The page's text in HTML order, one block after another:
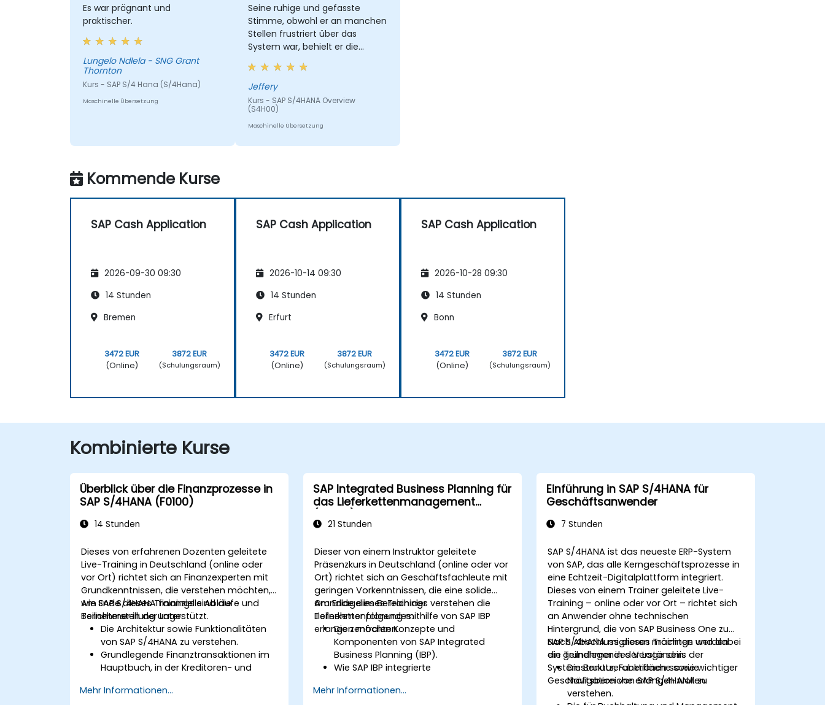
Es war prägnant und
praktischer.
Lungelo Ndlela - SNG Grant
Thornton
Kurs - SAP S/4 Hana (S/4Hana)
Maschinelle Übersetzung
Seine ruhige und gefasste
Stimme, obwohl er an manchen
Stellen frustriert über das
System war, behielt er die
Ruhe…
Jeffery
Kurs - SAP S/4HANA Overview
(S4H00)
Maschinelle Übersetzung
Kommende Kurse
SAP Cash Application
2026-09-30 09:30
14 Stunden
Bremen
3472 EUR
(Online)
3872 EUR
(Schulungsraum)
SAP Cash Application
2026-10-14 09:30
14 Stunden
Erfurt
3472 EUR
(Online)
3872 EUR
(Schulungsraum)
SAP Cash Application
2026-10-28 09:30
14 Stunden
Bonn
3472 EUR
(Online)
3872 EUR
(Schulungsraum)
Kombinierte Kurse
Überblick über die Finanzprozesse in
SAP S/4HANA (F0100)
14 Stunden
Dieses von erfahrenen Dozenten geleitete
Live-Training in Deutschland (online oder
vor Ort) richtet sich an Finanzexperten mit
Grundkenntnissen, die verstehen möchten,
wie SAP S/4HANA finanzielle Abläufe und
Berichterstellung unterstützt.
Am Ende dieses Trainings sind die
Teilnehmer in der Lage:
Die Architektur sowie Funktionalitäten
von SAP S/4HANA zu verstehen.
Grundlegende Finanztransaktionen im
Hauptbuch, in der Kreditoren- und
Mit Kostenstellen, Ergebnisbereichen
Mehr Informationen...
SAP Integrated Business Planning für
das Lieferkettenmanagement
21 Stunden
Dieser von einem Instruktor geleitete
Präsenzkurs in Deutschland (online oder vor
Ort) richtet sich an Geschäftsfachleute mit
geringen Vorkenntnissen, die eine solide
Grundlage im Bereich der
Lieferkettenplanung mithilfe von SAP IBP
erlangen möchten.
Am Ende dieses Trainings verstehen die
Teilnehmer folgendes:
Die zentralen Konzepte und
Komponenten von SAP Integrated
Business Planning (IBP).
Wie SAP IBP integrierte
unterstützt.
Mehr Informationen...
Einführung in SAP S/4HANA für
Geschäftsanwender
7 Stunden
SAP S/4HANA ist das neueste ERP-System
von SAP, das alle Kerngeschäftsprozesse in
eine Echtzeit-Digitalplattform integriert.
Dieses von einem Trainer geleitete Live-
Training – online oder vor Ort – richtet sich
an Anwender ohne technischen
Hintergrund, die von SAP Business One zu
SAP S/4HANA migrieren möchten und dabei
ein grundlegendes Verständnis der
Systemstruktur, Funktionen sowie wichtiger
Geschäftsbereiche erlangen wollen.
Nach Abschluss dieses Trainings werden
die Teilnehmer in der Lage sein:
Die Benutzeroberfläche sowie
Navigation von SAP S/4HANA zu
verstehen.